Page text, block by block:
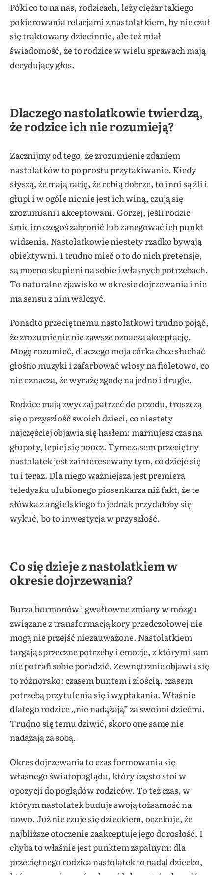
Póki co to na nas, rodzicach, leży ciężar takiego
pokierowania relacjami z nastolatkiem, by nie czuł
się traktowany dziecinnie, ale też miał
świadomość, że to rodzice w wielu sprawach mają
decydujący głos.
Dlaczego nastolatkowie twierdzą,
że rodzice ich nie rozumieją?
Zacznijmy od tego, że zrozumienie zdaniem
nastolatków to po prostu przytakiwanie. Kiedy
słyszą, że mają rację, że robią dobrze, to inni są źli i
głupi i w ogóle nic nie jest ich winą, czują się
zrozumiani i akceptowani. Gorzej, jeśli rodzic
śmie im czegoś zabronić lub zanegować ich punkt
widzenia. Nastolatkowie niestety rzadko bywają
obiektywni. I trudno mieć o to do nich pretensje,
są mocno skupieni na sobie i własnych potrzebach.
To naturalne zjawisko w okresie dojrzewania i nie
ma sensu z nim walczyć.
Ponadto przeciętnemu nastolatkowi trudno pojąć,
że zrozumienie nie zawsze oznacza akceptację.
Mogę rozumieć, dlaczego moja córka chce słuchać
głośno muzyki i zafarbować włosy na fioletowo, co
nie oznacza, że wyrażę zgodę na jedno i drugie.
Rodzice mają zwyczaj patrzeć do przodu, troszczą
się o przyszłość swoich dzieci, co niestety
najczęściej objawia się hasłem: marnujesz czas na
głupoty, lepiej się poucz. Tymczasem przeciętny
nastolatek jest zainteresowany tym, co dzieje się
tu i teraz. Dla niego ważniejsza jest premiera
teledysku ulubionego piosenkarza niż fakt, że te
słówka z angielskiego to jednak przydałoby się
wykuć, bo to inwestycja w przyszłość.
Co się dzieje z nastolatkiem w
okresie dojrzewania?
Burza hormonów i gwałtowne zmiany w mózgu
związane z transformacją kory przedczołowej nie
mogą nie przejść niezauważone. Nastolatkiem
targają sprzeczne potrzeby i emocje, z którymi sam
nie potrafi sobie poradzić. Zewnętrznie objawia się
to różnorako: czasem buntem i złością, czasem
potrzebą przytulenia się i wypłakania. Właśnie
dlatego rodzice „nie nadążają” za swoimi dziećmi.
Trudno się temu dziwić, skoro one same nie
nadążają za sobą.
Okres dojrzewania to czas formowania się
własnego światopoglądu, który często stoi w
opozycji do poglądów rodziców. To też czas, w
którym nastolatek buduje swoją tożsamość na
nowo. Już nie czuje się dzieckiem, oczekuje, że
najbliższe otoczenie zaakceptuje jego dorosłość. I
chyba to właśnie jest punktem zapalnym: dla
przeciętnego rodzica nastolatek to nadal dziecko,